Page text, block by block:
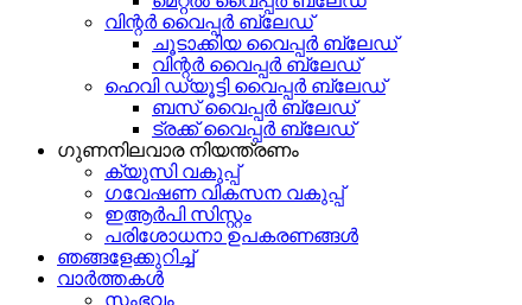
വിന്റർ വൈപ്പർ ബ്ലേഡ്
ചൂടാക്കിയ വൈപ്പർ ബ്ലേഡ്
വിന്റർ വൈപ്പർ ബ്ലേഡ്
ഹെവി ഡ്യൂട്ടി വൈപ്പർ ബ്ലേഡ്
ബസ് വൈപ്പർ ബ്ലേഡ്
ട്രക്ക് വൈപ്പർ ബ്ലേഡ്
ഗുണനിലവാര നിയന്ത്രണം
ക്യുസി വകുപ്പ്
ഗവേഷണ വികസന വകുപ്പ്
ഇആർപി സിസ്റ്റം
പരിശോധനാ ഉപകരണങ്ങൾ
ഞങ്ങളേക്കുറിച്ച്
വാർത്തകൾ
സംഭവം